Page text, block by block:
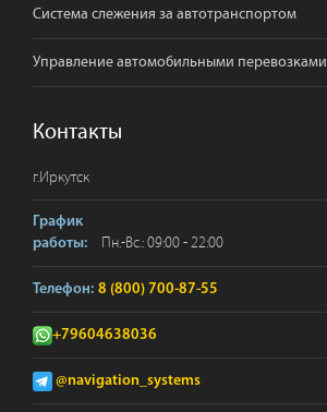
Система слежения за автотранспортом
Управление автомобильными перевозками
Контакты
г.Иркутск
График
работы:
Пн.-Вс.: 09:00 - 22:00
Телефон: 8 (800) 700-87-55
+79604638036
@navigation_systems